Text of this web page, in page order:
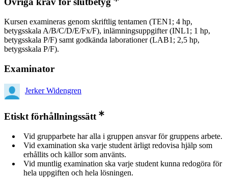
Kursen examineras genom skriftlig tentamen (TEN1; 4 hp,
betygsskala A/B/C/D/E/Fx/F), inlämningsuppgifter (INL1; 1 hp,
betygsskala P/F) samt godkända laborationer (LAB1; 2,5 hp,
betygsskala P/F).
Examinator
Jerker Widengren
Etiskt förhållningssätt
Vid grupparbete har alla i gruppen ansvar för gruppens arbete.
Vid examination ska varje student ärligt redovisa hjälp som
erhållits och källor som använts.
Vid muntlig examination ska varje student kunna redogöra för
hela uppgiften och hela lösningen.